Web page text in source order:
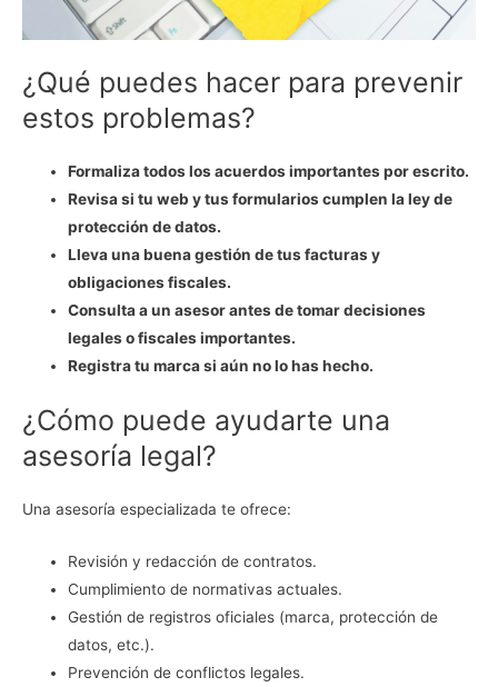
¿Qué puedes hacer para prevenir
estos problemas?
Formaliza todos los acuerdos importantes por escrito.
Revisa si tu web y tus formularios cumplen la ley de
protección de datos.
Lleva una buena gestión de tus facturas y
obligaciones fiscales.
Consulta a un asesor antes de tomar decisiones
legales o fiscales importantes.
Registra tu marca si aún no lo has hecho.
¿Cómo puede ayudarte una
asesoría legal?
Una asesoría especializada te ofrece:
Revisión y redacción de contratos.
Cumplimiento de normativas actuales.
Gestión de registros oficiales (marca, protección de
datos, etc.).
Prevención de conflictos legales.